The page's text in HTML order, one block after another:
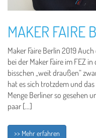
MAKER FAIRE
Maker Faire Berlin 2019
bei der Maker Faire im FEZ
bisschen „weit draußen“
hat es sich trotzdem und
Menge Berliner so gesehen
paar […]
>> Mehr erfahren